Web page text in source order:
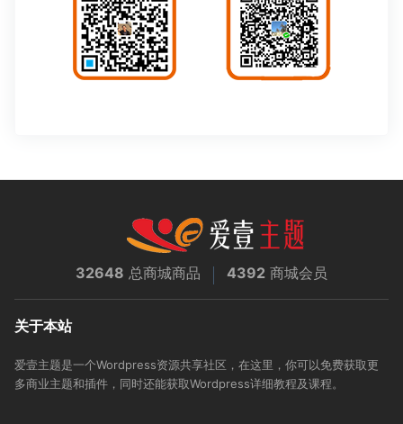
32648 总商城商品 4392 商城会员
关于本站
爱壹主题是一个Wordpress资源共享社区，在这里，你可以免费获取更
多商业主题和插件，同时还能获取Wordpress详细教程及课程。